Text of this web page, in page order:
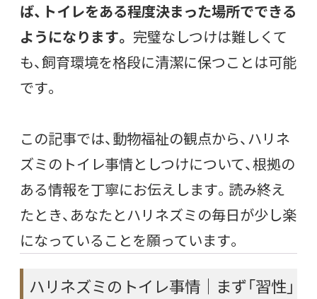
ば、トイレをある程度決まった場所でできる
ようになります。 完璧なしつけは難しくて
も、飼育環境を格段に清潔に保つことは可能
です。
この記事では、動物福祉の観点から、ハリネ
ズミのトイレ事情としつけについて、根拠の
ある情報を丁寧にお伝えします。読み終え
たとき、あなたとハリネズミの毎日が少し楽
になっていることを願っています。
ハリネズミのトイレ事情｜まず「習性」